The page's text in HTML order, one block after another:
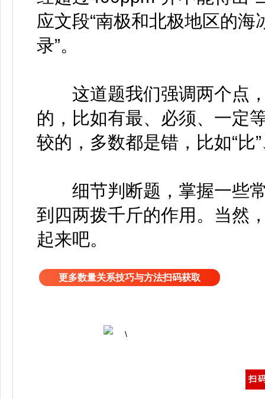
应文段“南极和北极地区的
录”。
这道题我们强调两个点，
的，比如有最、必须、一定
较的，多数都是错，比如“比”
细节判断题，掌握一些常
到四两拨千斤的作用。当然
起来吧。
更多数量关系技巧与方法扫码获取
扫